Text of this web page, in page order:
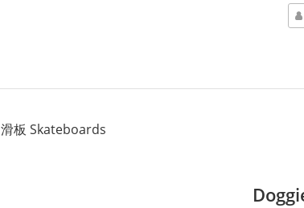
滑板 Skateboards